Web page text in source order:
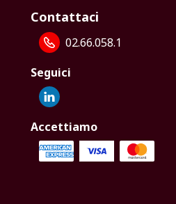
Contattaci
02.66.058.1
Seguici
Accettiamo